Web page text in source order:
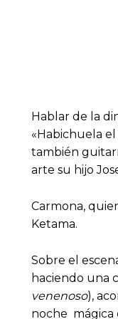
Hablar de la
«Habichuela
también
arte su hijo
Carmona,
Ketama.
Sobre el
haciendo una
venenoso),
noche mágica